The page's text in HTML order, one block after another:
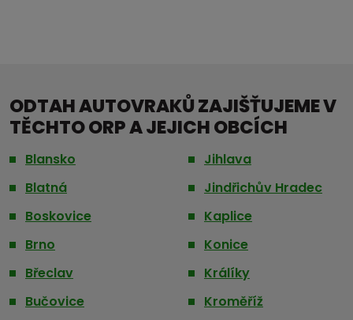
ODTAH AUTOVRAKŮ ZAJIŠŤUJEME V
TĚCHTO ORP A JEJICH OBCÍCH
Blansko
Blatná
Boskovice
Brno
Břeclav
Bučovice
Jihlava
Jindřichův Hradec
Kaplice
Konice
Králíky
Kroměříž